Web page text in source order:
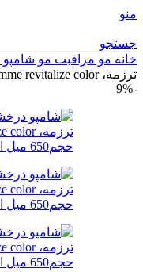
منو
جستجو
خانه مو مراقبت مو شامپو
ترزمه، Tresemme revitalize color، حجم650 میل اصلی
-9%